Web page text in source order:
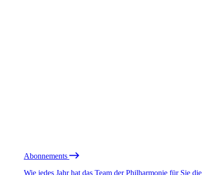
Abonnements
Wie jedes Jahr hat das Team der Philharmonie für Sie die